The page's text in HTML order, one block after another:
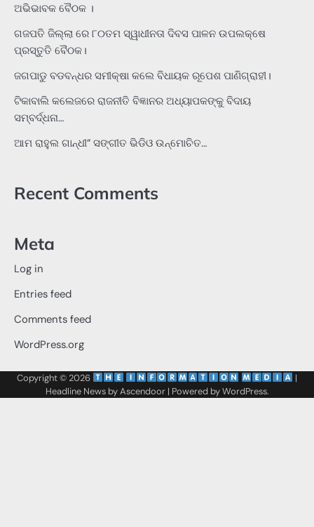
ଅଭିଭାବକ ବୈଠକ ।
ଗଜପତି ଜିଲ୍ଲା ରେ ୮୦ତମ ସ୍ୱାଧୀନତା ଦିବସ ପାଳନ ଉପଲକ୍ଷେ
ପ୍ରସ୍ତୁତି ବୈଠକ।
ଜଗପାଡୁ ବଡବନ୍ଧର ସମୀକ୍ଷା କଲେ ବିଧାୟକ ରୂପେଶ ପାଣିଗ୍ରାହୀ।
ଟିକାବାଲି କଲେଜରେ ରାଜନୀତି ବିଜ୍ଞାନର ଅଧ୍ୟାପକଙ୍କୁ ବିଦାୟ
ସମ୍ବର୍ଦ୍ଧନା…
ଆମ ରାହୁଲ ଗାନ୍ଧୀ” ସଙ୍ଗୀତ ଭିଡିଓ ଉନ୍ମୋଚିତ…
Recent Comments
Meta
Log in
Entries feed
Comments feed
WordPress.org
Copyright © 2026
|
Headline News byAscendoor| Powered byWordPress.